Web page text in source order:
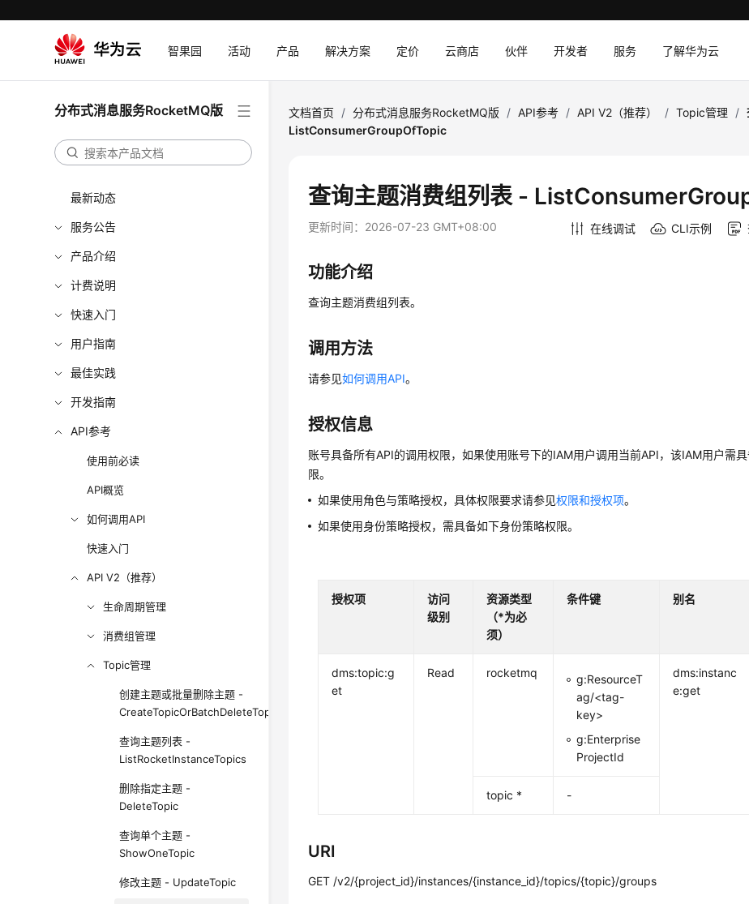
智果园 活动 产品 解决方案 定价 云商店 伙伴 开发者 服务 了解华为云
分布式消息服务RocketMQ版
最新动态
服务公告
产品介绍
计费说明
快速入门
用户指南
最佳实践
开发指南
API参考
使用前必读
API概览
如何调用API
快速入门
API V2（推荐）
生命周期管理
消费组管理
Topic管理
创建主题或批量删除主题 -
CreateTopicOrBatchDeleteTopic
查询主题列表 -
ListRocketInstanceTopics
删除指定主题 -
DeleteTopic
查询单个主题 -
ShowOneTopic
修改主题 - UpdateTopic
文档首页 / 分布式消息服务RocketMQ版 / API参考 / API V2（推荐） / Topic管理 /
ListConsumerGroupOfTopic
查询主题消费组列表 -
更新时间： 2026-07-23 GMT+08:00 在线调试 CLI示例
功能介绍
查询主题消费组列表。
调用方法
请参见如何调用API。
授权信息
账号具备所有API的调用权限，如果使用账号下的IAM用户调用当前API，该IAM用户需
限。
如果使用角色与策略授权，具体权限要求请参见权限和授权项。
如果使用身份策略授权，需具备如下身份策略权限。
授权项
访问
级别
资源类型
（*为必
须）
条件键 别名
dms:topic:g
et
Read rocketmq
g:ResourceT
ag/<tag-
key>
g:Enterprise
ProjectId
dms:instanc
e:get
topic * -
URI
GET /v2/{project_id}/instances/{instance_id}/topics/{topic}/groups